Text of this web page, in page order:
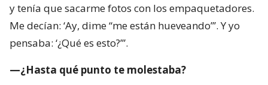
y tenía que sacarme fotos con los empaquetadores.
Me decían: ‘Ay, dime “me están hueveando”’. Y yo
pensaba: ‘¿Qué es esto?’”.
—¿Hasta qué punto te molestaba?